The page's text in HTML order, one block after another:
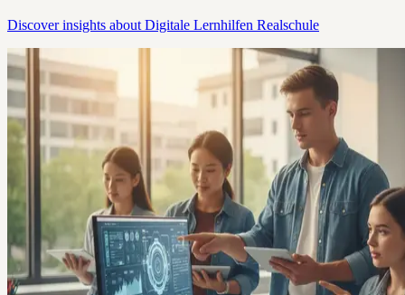
Discover insights about Digitale Lernhilfen Realschule